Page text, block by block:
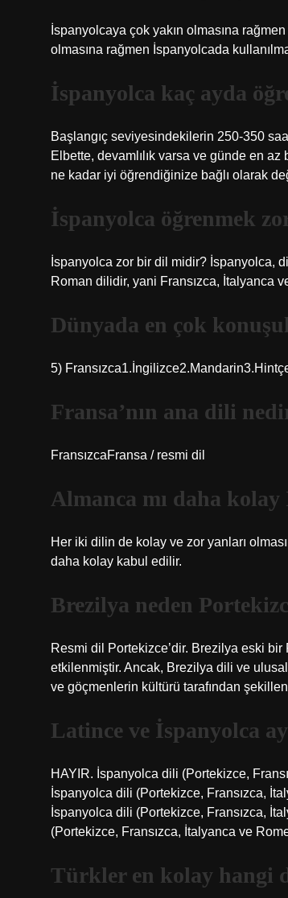
İspanyolcaya çok yakın olmasına
olmasına rağmen İspanyolcada
İspanyolca kaç ayda
Başlangıç ​​seviyesindekilerin 250-350
Elbette, devamlılık varsa ve günde en
ne kadar iyi öğrendiğinize bağlı olarak
İspanyolca öğrenmek
İspanyolca zor bir dil midir? İspanyolca,
Roman dilidir, yani Fransızca, İtalyanca
Dünyada en çok
5)
Fransa’nın ana dili
FransızcaFransa / resmi dil
Almanca mı daha kolay
Her iki dilin de kolay ve zor yanları
daha kolay kabul edilir.
Brezilya neden
Resmi dil Portekizce’dir. Brezilya eski
etkilenmiştir. Ancak, Brezilya dili ve
ve göçmenlerin kültürü tarafından
Latince ve İspanyolca
HAYIR. İspanyolca dili (Portekizce,
İspanyolca dili (Portekizce, Fransızca,
İspanyolca dili (Portekizce, Fransızca,
(Portekizce, Fransızca, İtalyanca ve
Türkler en kolay hangi